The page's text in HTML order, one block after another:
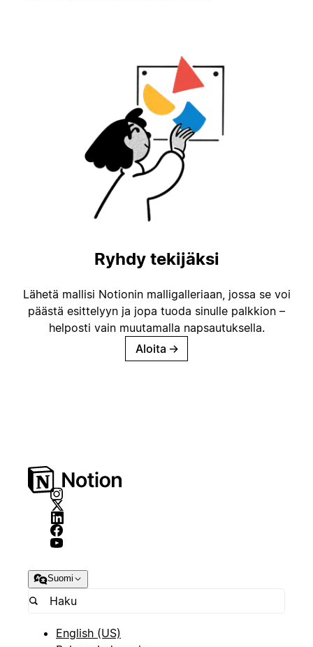
Ryhdy tekijäksi
Lähetä mallisi Notionin malligalleriaan, jossa se voi
päästä esittelyyn ja jopa tuoda sinulle palkkion –
helposti vain muutamalla napsautuksella.
Aloita →
Suomi
English (US)